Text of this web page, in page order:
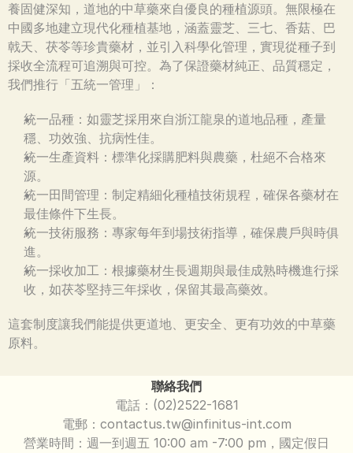
養固健深知，道地的中草藥來自優良的種植源頭。無限極在
中國多地建立現代化種植基地，涵蓋靈芝、三七、香菇、巴
戟天、茯苓等珍貴藥材，並引入科學化管理，實現從種子到
採收全流程可追溯與可控。為了保證藥材純正、品質穩定，
我們推行「五統一管理」：
統一品種：如靈芝採用來自浙江龍泉的道地品種，產量
穩、功效強、抗病性佳。
統一生產資料：標準化採購肥料與農藥，杜絕不合格來
源。
統一田間管理：制定精細化種植技術規程，確保各藥材在
最佳條件下生長。
統一技術服務：專家每年到場技術指導，確保農戶與時俱
進。
統一採收加工：根據藥材生長週期與最佳成熟時機進行採
收，如茯苓堅持三年採收，保留其最高藥效。
這套制度讓我們能提供更道地、更安全、更有功效的中草藥
原料。
聯絡我們
電話：(02)2522-1681
電郵：contactus.tw@infinitus-int.com
營業時間：週一到週五 10:00 am -7:00 pm，國定假日